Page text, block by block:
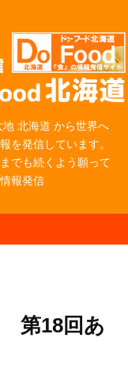
北海道 から世界へ
を発信しています。
でも続くよう願って
報発信
第18回あ